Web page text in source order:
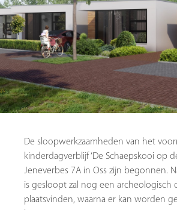
De sloopwerkzaamheden van het
kinderdagverblijf ‘De Schaepskooi op
Jeneverbes 7A in Oss zijn begonnen.
is gesloopt zal nog een archeologisch
plaatsvinden, waarna er kan worden